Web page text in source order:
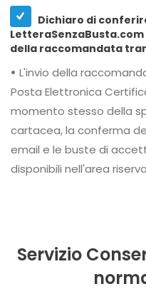
Dichiaro di
LetteraSenzaBusta.com per anticipare copia
della raccomandata
• L'invio della
Posta Elettronica
momento stesso della spedizione della raccomandata
cartacea, la conferma
email e le buste di
Servizio